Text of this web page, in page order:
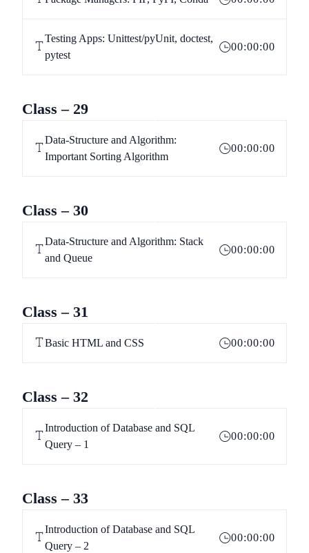
Testing Apps: Unittest/pyUnit, doctest,
pytest
00:00:00
Class – 29
Data-Structure and Algorithm:
Important Sorting Algorithm
00:00:00
Class – 30
Data-Structure and Algorithm: Stack
and Queue
00:00:00
Class – 31
Basic HTML and CSS 00:00:00
Class – 32
Introduction of Database and SQL
Query – 1
00:00:00
Class – 33
Introduction of Database and SQL
Query – 2
00:00:00